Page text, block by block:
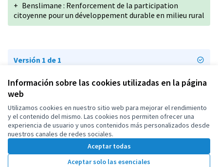
Información sobre las cookies utilizadas en la página
web
Utilizamos cookies en nuestro sitio web para mejorar el rendimiento
y el contenido del mismo. Las cookies nos permiten ofrecer una
experiencia de usuario y unos contenidos más personalizados desde
nuestros canales de redes sociales.
Aceptar todas
Aceptar solo las esenciales
+ Benslimane : Renforcement de la participation
citoyenne pour un développement durable en milieu rural
Versión 1 de 1
Términos y condiciones de uso
Configuración de cookies
OIDP en X
(Enlace externo)
OIDP en Facebook
(Enlace externo)
OIDP en YouTube
(Enlace externo)
Castellano
Choose languageChoisir la langueElegir el idioma